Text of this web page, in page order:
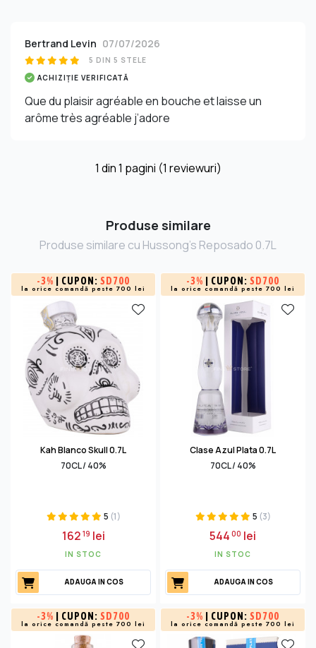
Bertrand Levin 07/07/2026
5 DIN 5 STELE
ACHIZIȚIE VERIFICATĂ
Que du plaisir agréable en bouche et laisse un
arôme très agréable j’adore
1 din1 pagini (1 reviewuri)
Produse similare
Produse similare cu Hussong's Reposado 0.7L
-3% | CUPON: SD700
la orice comandă peste 700 lei
Kah Blanco Skull 0.7L
70CL / 40%
5 (1)
16219 lei
IN STOC
ADAUGA IN COS
-3% | CUPON: SD700
la orice comandă peste 700 lei
Clase Azul Plata 0.7L
70CL / 40%
5 (3)
54400 lei
IN STOC
ADAUGA IN COS
-3% | CUPON: SD700
la orice comandă peste 700 lei
-3% | CUPON: SD700
la orice comandă peste 700 lei